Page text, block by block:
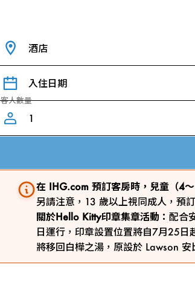
酒店
入住日期
客人數量
在 IHG.com 預訂客房時，兒童（4
另請注意，13 歲以上視同成人，預
關於Hello Kitty印章集章活動： 配合
日運行，印章設置位置將自7月25日
將移回白樺之湯，原設於 Lawson